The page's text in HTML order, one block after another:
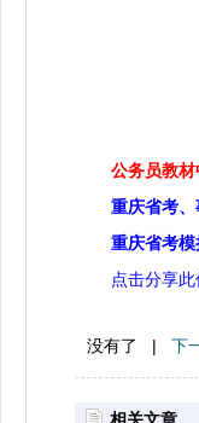
公务员教
重庆省考
重庆省考
点击分享此
没有了 | 下